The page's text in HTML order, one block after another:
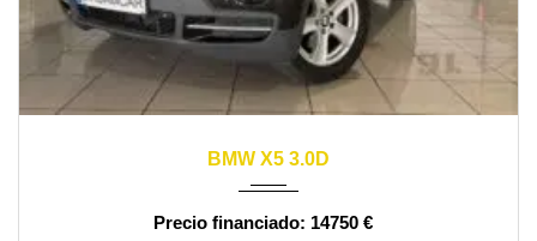
BMW X5 3.0D
14750 €